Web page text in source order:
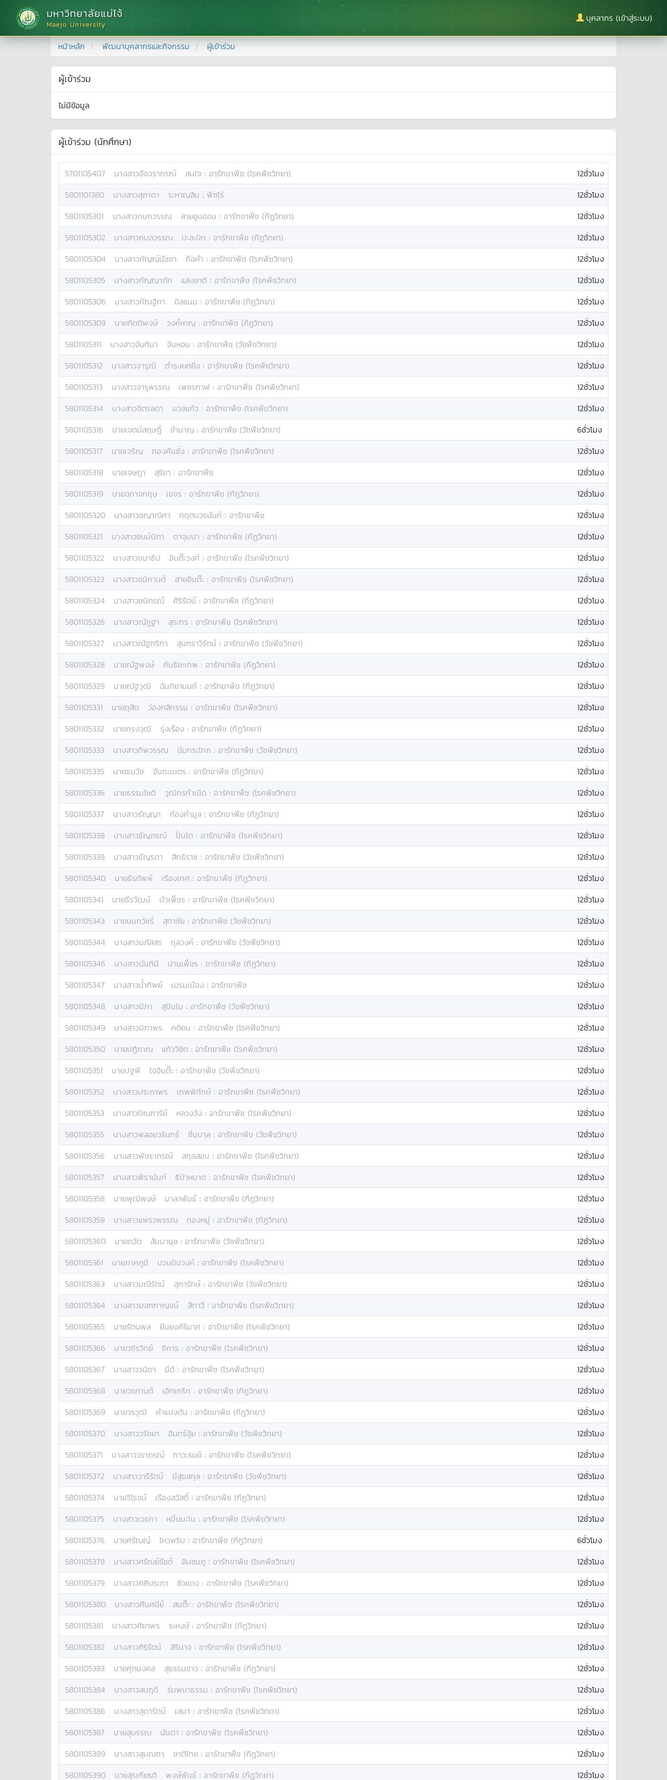
มหาวิทยาลัยแม่โจ้
Maejo University
บุคลากร (เข้าสู่ระบบ)
หน้าหลัก พัฒนาบุคลากรและกิจกรรม ผู้เข้าร่วม
ผู้เข้าร่วม
ไม่มีข้อมูล
ผู้เข้าร่วม (นักศึกษา)
5701105407 นางสาวอัจฉราภรณ์ สมใจ : อารักขาพืช (โรคพืชวิทยา)
12ชั่วโมง
5801101380
นางสาวสุภาดา ระหาญสิม : พืชไร่
12ชั่วโมง
5801105301
นางสาวกนกวรรณ สายอูนออน : อารักขาพืช (กีฏวิทยา)
12ชั่วโมง
5801105302
นางสาวกมลวรรณ ปะละปิก : อารักขาพืช (กีฏวิทยา)
12ชั่วโมง
5801105304
นางสาวกัญญ์นัชชา ถือคำ : อารักขาพืช (โรคพืชวิทยา)
12ชั่วโมง
5801105305
นางสาวกัญญาภัค แสงชาติ : อารักขาพืช (โรคพืชวิทยา)
12ชั่วโมง
5801105306
นางสาวกัณฐิกา นิลแนม : อารักขาพืช (กีฏวิทยา)
12ชั่วโมง
5801105309
นายกิตติพงษ์ วงค์หาญ : อารักขาพืช (กีฏวิทยา)
12ชั่วโมง
5801105311
นางสาวจันทิมา จันหอม : อารักขาพืช (วัชพืชวิทยา)
12ชั่วโมง
5801105312
นางสาวจารุณี ดำรงยศยิ่ง : อารักขาพืช (โรคพืชวิทยา)
12ชั่วโมง
5801105313
นางสาวจารุพรรณ เพชรกาฬ : อารักขาพืช (โรคพืชวิทยา)
12ชั่วโมง
5801105314
นางสาวจิตรลดา นวลแก้ว : อารักขาพืช (โรคพืชวิทยา)
12ชั่วโมง
5801105316
นายเจตน์สฤษฎิ์ ชำนาญ : อารักขาพืช (วัชพืชวิทยา)
6ชั่วโมง
5801105317
นายเจริญ ทองคันชั่ง : อารักขาพืช (โรคพืชวิทยา)
12ชั่วโมง
5801105318
นายเจษฎา สุริยา : อารักขาพืช
12ชั่วโมง
5801105319
นายฉกาจกฤษ เขจร : อารักขาพืช (กีฏวิทยา)
12ชั่วโมง
5801105320
นางสาวชญาณิศา กฤตบวรนันท์ : อารักขาพืช
12ชั่วโมง
5801105321
นางสาวชนม์นิภา ตาจุมปา : อารักขาพืช (กีฏวิทยา)
12ชั่วโมง
5801105322
นางสาวชนาธิป อินต๊ะวงศ์ : อารักขาพืช (โรคพืชวิทยา)
12ชั่วโมง
5801105323
นางสาวชนิกานต์ สายอินต๊ะ : อารักขาพืช (โรคพืชวิทยา)
12ชั่วโมง
5801105324
นางสาวชนิภรณ์ ศิริรัตน์ : อารักขาพืช (กีฏวิทยา)
12ชั่วโมง
5801105326
นางสาวณัฎฐา สุระทร : อารักขาพืช (โรคพืชวิทยา)
12ชั่วโมง
5801105327
นางสาวณัฐฑริกา สุนทราวิรัตน์ : อารักขาพืช (วัชพืชวิทยา)
12ชั่วโมง
5801105328
นายณัฐพงษ์ กันธิยะเทพ : อารักขาพืช (กีฏวิทยา)
12ชั่วโมง
5801105329
นายณัฐวุฒิ ฉันทิยานนท์ : อารักขาพืช (กีฏวิทยา)
12ชั่วโมง
5801105331
นายดุสิต ว่องกสิกรรม : อารักขาพืช (โรคพืชวิทยา)
12ชั่วโมง
5801105332
นายทรงวุฒิ รุ่งเรือง : อารักขาพืช (กีฏวิทยา)
12ชั่วโมง
5801105333
นางสาวทิพวรรณ นิ่มกระโทก : อารักขาพืช (วัชพืชวิทยา)
12ชั่วโมง
5801105335
นายธนวัช จันทะเนตร : อารักขาพืช (กีฏวิทยา)
12ชั่วโมง
5801105336
นายธรรมโชติ วุฒิกรกำเนิด : อารักขาพืช (โรคพืชวิทยา)
12ชั่วโมง
5801105337
นางสาวธัญญา ก๋องคำมูล : อารักขาพืช (กีฏวิทยา)
12ชั่วโมง
5801105338
นางสาวธัญภรณ์ ปั้นโต : อารักขาพืช (โรคพืชวิทยา)
12ชั่วโมง
5801105339
นางสาวธัญรดา สิทธิราช : อารักขาพืช (วัชพืชวิทยา)
12ชั่วโมง
5801105340
นายธีรทัพพ์ เรืองเทศ : อารักขาพืช (กีฏวิทยา)
12ชั่วโมง
5801105341
นายธีรวัฒน์ บัวเพ็ชร : อารักขาพืช (โรคพืชวิทยา)
12ชั่วโมง
5801105343
นายนนทวัชร์ สุทาชัย : อารักขาพืช (วัชพืชวิทยา)
12ชั่วโมง
5801105344
นางสาวนภัสสร กุลวงค์ : อารักขาพืช (วัชพืชวิทยา)
12ชั่วโมง
5801105346
นางสาวนันทินี ปานเพ็ชร : อารักขาพืช (กีฏวิทยา)
12ชั่วโมง
5801105347
นางสาวน้ำทิพย์ เปรมเมือง : อารักขาพืช
12ชั่วโมง
5801105348
นางสาวนิภา สุปินโน : อารักขาพืช (วัชพืชวิทยา)
12ชั่วโมง
5801105349
นางสาวนิภาพร คติยน : อารักขาพืช (โรคพืชวิทยา)
12ชั่วโมง
5801105350
นายปฏิภาณ แก้ววิชิต : อารักขาพืช (โรคพืชวิทยา)
12ชั่วโมง
5801105351
นายปฐพี ใจอินต๊ะ : อารักขาพืช (วัชพืชวิทยา)
12ชั่วโมง
5801105352
นางสาวประภาพร เทพพิทักษ์ : อารักขาพืช (โรคพืชวิทยา)
12ชั่วโมง
5801105353
นางสาวปัณฑารีย์ หลวงวัง : อารักขาพืช (โรคพืชวิทยา)
12ชั่วโมง
5801105355
นางสาวพลอยวรินทร์ ชื่นบาล : อารักขาพืช (วัชพืชวิทยา)
12ชั่วโมง
5801105356
นางสาวพัชราภรณ์ สกุลสอน : อารักขาพืช (โรคพืชวิทยา)
12ชั่วโมง
5801105357
นางสาวพิรานันท์ ธิป่าหนาด : อารักขาพืช (โรคพืชวิทยา)
12ชั่วโมง
5801105358
นายพุฒิพงษ์ มาลาพันธ์ : อารักขาพืช (กีฏวิทยา)
12ชั่วโมง
5801105359
นางสาวแพรวพรรณ ทองหมู่ : อารักขาพืช (กีฏวิทยา)
12ชั่วโมง
5801105360
นายภวัต สัมมานุช : อารักขาพืช (วัชพืชวิทยา)
12ชั่วโมง
5801105361
นายภาคภูมิ ปวนปันวงค์ : อารักขาพืช (โรคพืชวิทยา)
12ชั่วโมง
5801105363
นางสาวมณีรัตน์ สุภารักษ์ : อารักขาพืช (วัชพืชวิทยา)
12ชั่วโมง
5801105364
นางสาวมลฑกาญจน์ สีกาวี : อารักขาพืช (โรคพืชวิทยา)
12ชั่วโมง
5801105365
นายรัตนพล ยืนยงคีรีมาศ : อารักขาพืช (โรคพืชวิทยา)
12ชั่วโมง
5801105366
นายวชิรวิทย์ ธิการ : อารักขาพืช (โรคพืชวิทยา)
12ชั่วโมง
5801105367
นางสาววนิดา มีดี : อารักขาพืช (โรคพืชวิทยา)
12ชั่วโมง
5801105368
นายวรกานต์ เอิกเกริก : อารักขาพืช (กีฏวิทยา)
12ชั่วโมง
5801105369
นายวรวุฒิ คำแปงตัน : อารักขาพืช (กีฏวิทยา)
12ชั่วโมง
5801105370
นางสาววรัชยา อินทร์จุ้ย : อารักขาพืช (วัชพืชวิทยา)
12ชั่วโมง
5801105371
นางสาววราภรณ์ ทาวะรมย์ : อารักขาพืช (โรคพืชวิทยา)
12ชั่วโมง
5801105372
นางสาววารีรัตน์ มีสุขสกุล : อารักขาพืช (วัชพืชวิทยา)
12ชั่วโมง
5801105374
นายวิโรจน์ เรืองสวัสดิ์ : อารักขาพืช (กีฏวิทยา)
12ชั่วโมง
5801105375
นางสาวเวธกา หมื่นมะโน : อารักขาพืช (โรคพืชวิทยา)
12ชั่วโมง
5801105376
นายศรัณญ์ ไหวพริบ : อารักขาพืช (กีฏวิทยา)
6ชั่วโมง
5801105378
นางสาวศรัณย์รัชต์ อินชมภู : อารักขาพืช (โรคพืชวิทยา)
12ชั่วโมง
5801105379
นางสาวศศิประภา ซิวแดง : อารักขาพืช (โรคพืชวิทยา)
12ชั่วโมง
5801105380
นางสาวศันศนีย์ สมต๊ะ : อารักขาพืช (โรคพืชวิทยา)
12ชั่วโมง
5801105381
นางสาวศิยาพร ระหงษ์ : อารักขาพืช (กีฏวิทยา)
12ชั่วโมง
5801105382
นางสาวศิริรัตน์ สิรินาจ : อารักขาพืช (โรคพืชวิทยา)
12ชั่วโมง
5801105383
นายศุภมงคล สุธรรมซาว : อารักขาพืช (กีฏวิทยา)
12ชั่วโมง
5801105384
นางสาวสมฤดี ร่มพนาธรรม : อารักขาพืช (โรคพืชวิทยา)
12ชั่วโมง
5801105386
นางสาวสุดารัตน์ เสนา : อารักขาพืช (โรคพืชวิทยา)
12ชั่วโมง
5801105387
นายสุบรรณ นันตา : อารักขาพืช (โรคพืชวิทยา)
12ชั่วโมง
5801105389
นางสาวสุมณฑา ชาติไทย : อารักขาพืช (กีฏวิทยา)
12ชั่วโมง
5801105390
นายสุรเกียรติ พงษ์พันธ์ : อารักขาพืช (กีฏวิทยา) 12ชั่วโมง